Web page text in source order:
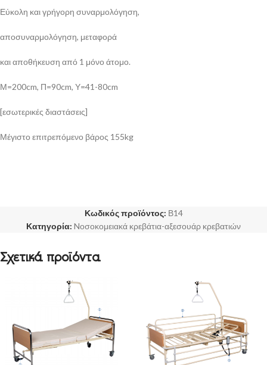
Εύκολη και γρήγορη συναρμολόγηση,
αποσυναρμολόγηση, μεταφορά
και αποθήκευση από 1 μόνο άτομο.
Μ=200cm, Π=90cm, Υ=41-80cm
[εσωτερικές διαστάσεις]
Μέγιστο επιτρεπόμενο βάρος 155kg
Κωδικός προϊόντος: Β14
Κατηγορία: Nοσοκομειακά κρεβάτια-αξεσουάρ κρεβατιών
Σχετικά προϊόντα